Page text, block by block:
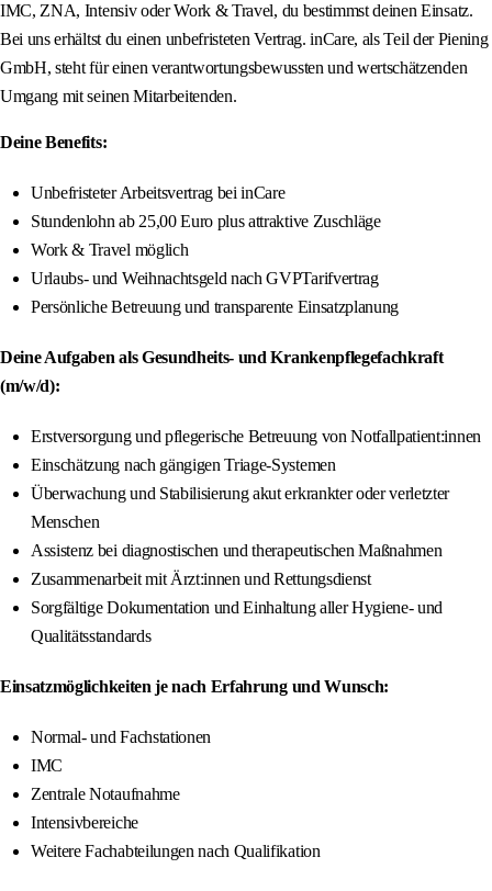
IMC, ZNA, Intensiv oder Work & Travel, du bestimmst deinen Einsatz.
Bei uns erhältst du einen unbefristeten Vertrag. inCare, als Teil der Piening
GmbH, steht für einen verantwortungsbewussten und wertschätzenden
Umgang mit seinen Mitarbeitenden.
Deine Benefits:
Unbefristeter Arbeitsvertrag bei inCare
Stundenlohn ab 25,00 Euro plus attraktive Zuschläge
Work & Travel möglich
Urlaubs- und Weihnachtsgeld nach GVPTarifvertrag
Persönliche Betreuung und transparente Einsatzplanung
Deine Aufgaben als Gesundheits- und Krankenpflegefachkraft
(m/w/d):
Erstversorgung und pflegerische Betreuung von Notfallpatient:innen
Einschätzung nach gängigen Triage-Systemen
Überwachung und Stabilisierung akut erkrankter oder verletzter
Menschen
Assistenz bei diagnostischen und therapeutischen Maßnahmen
Zusammenarbeit mit Ärzt:innen und Rettungsdienst
Sorgfältige Dokumentation und Einhaltung aller Hygiene- und
Qualitätsstandards
Einsatzmöglichkeiten je nach Erfahrung und Wunsch:
Normal- und Fachstationen
IMC
Zentrale Notaufnahme
Intensivbereiche
Weitere Fachabteilungen nach Qualifikation